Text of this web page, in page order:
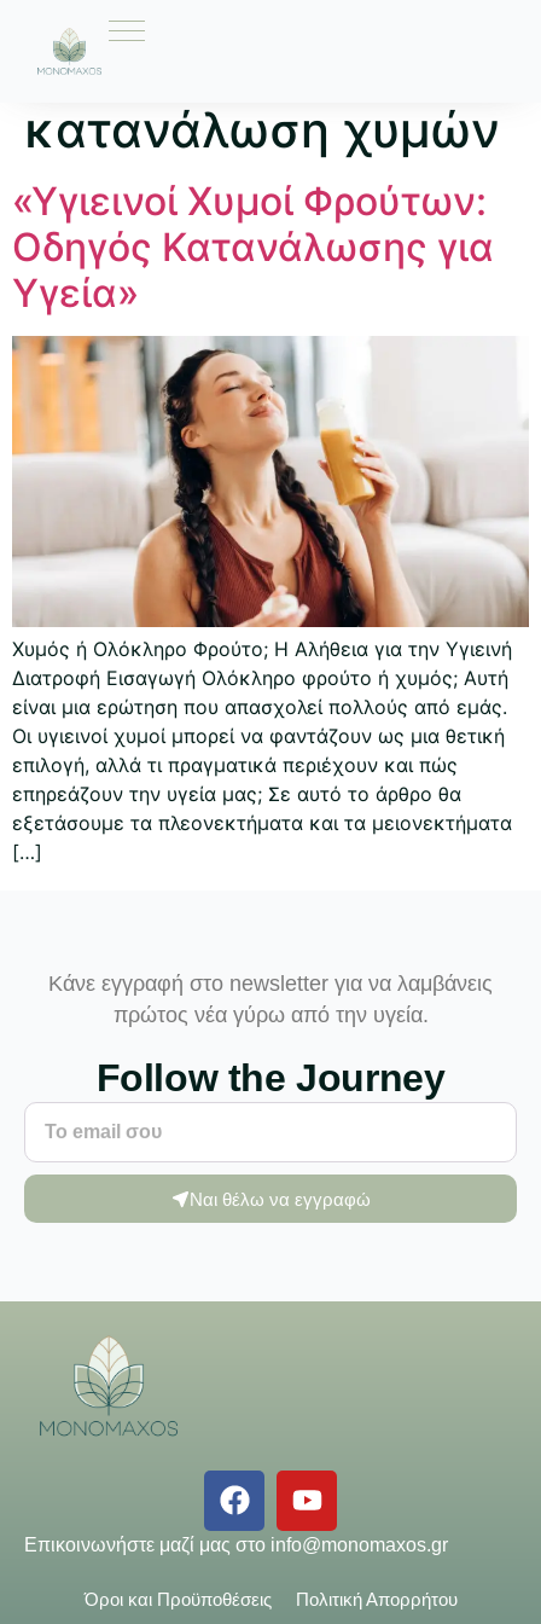
Ετικέτα:
κατανάλωση χυμών
«Υγιεινοί Χυμοί Φρούτων:
Οδηγός Κατανάλωσης για
Υγεία»
Χυμός ή Ολόκληρο Φρούτο; Η Αλήθεια για την Υγιεινή
Διατροφή Εισαγωγή Ολόκληρο φρούτο ή χυμός; Αυτή
είναι μια ερώτηση που απασχολεί πολλούς από εμάς.
Οι υγιεινοί χυμοί μπορεί να φαντάζουν ως μια θετική
επιλογή, αλλά τι πραγματικά περιέχουν και πώς
επηρεάζουν την υγεία μας; Σε αυτό το άρθρο θα
εξετάσουμε τα πλεονεκτήματα και τα μειονεκτήματα
[…]
Κάνε εγγραφή στο newsletter για να λαμβάνεις
πρώτος νέα γύρω από την υγεία.
Follow the Journey
Ναι θέλω να εγγραφώ
Επικοινωνήστε μαζί μας στο info@monomaxos.gr
Όροι και Προϋποθέσεις Πολιτική Απορρήτου